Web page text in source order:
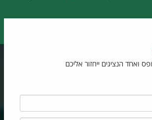
ואחד הנציגים ייחזור אליכם